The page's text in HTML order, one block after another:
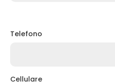
Telefono
Cellulare